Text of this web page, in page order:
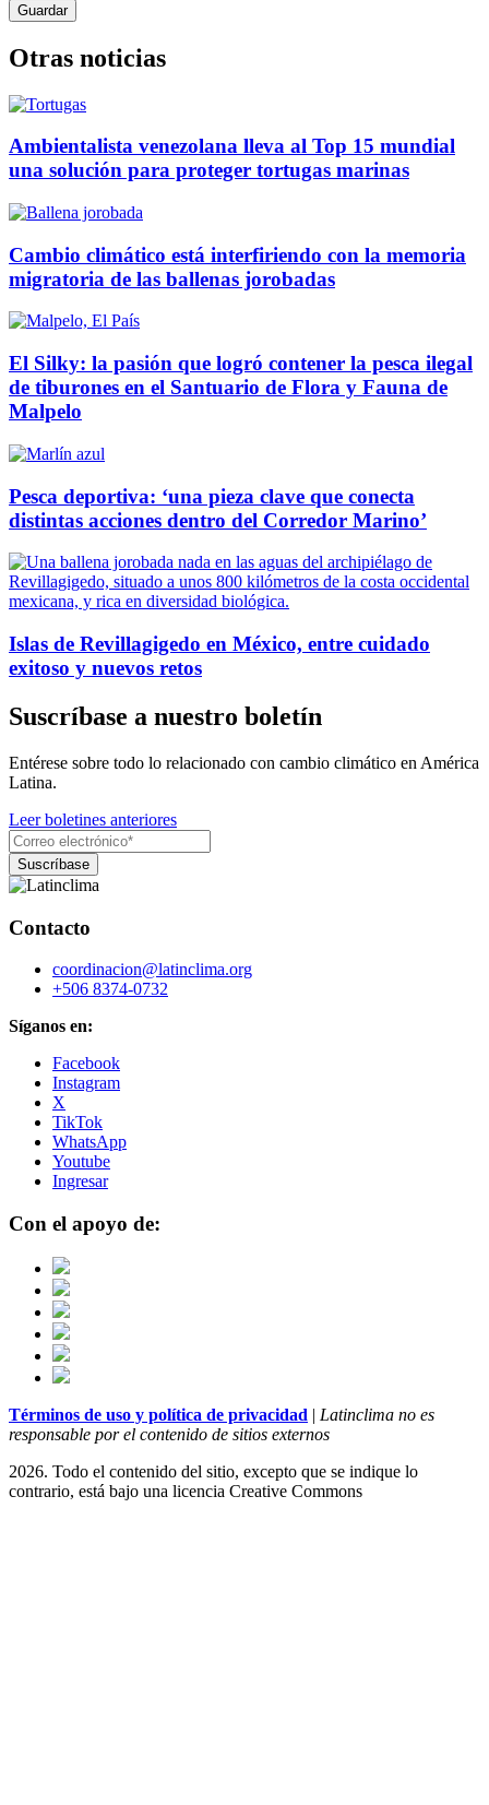
Otras noticias
Ambientalista venezolana lleva al Top 15 mundial
una solución para proteger tortugas marinas
Cambio climático está interfiriendo con la memoria
migratoria de las ballenas jorobadas
El Silky: la pasión que logró contener la pesca ilegal
de tiburones en el Santuario de Flora y Fauna de
Malpelo
Pesca deportiva: ‘una pieza clave que conecta
distintas acciones dentro del Corredor Marino’
Islas de Revillagigedo en México, entre cuidado
exitoso y nuevos retos
Suscríbase a nuestro boletín
Entérese sobre todo lo relacionado con cambio climático en América
Latina.
Leer boletines anteriores
Contacto
coordinacion@latinclima.org
+506 8374-0732
Síganos en:
Facebook
Instagram
X
TikTok
WhatsApp
Youtube
Ingresar
Con el apoyo de:
Términos de uso y política de privacidad | Latinclima no es
responsable por el contenido de sitios externos
2026. Todo el contenido del sitio, excepto que se indique lo
contrario, está bajo una licencia Creative Commons